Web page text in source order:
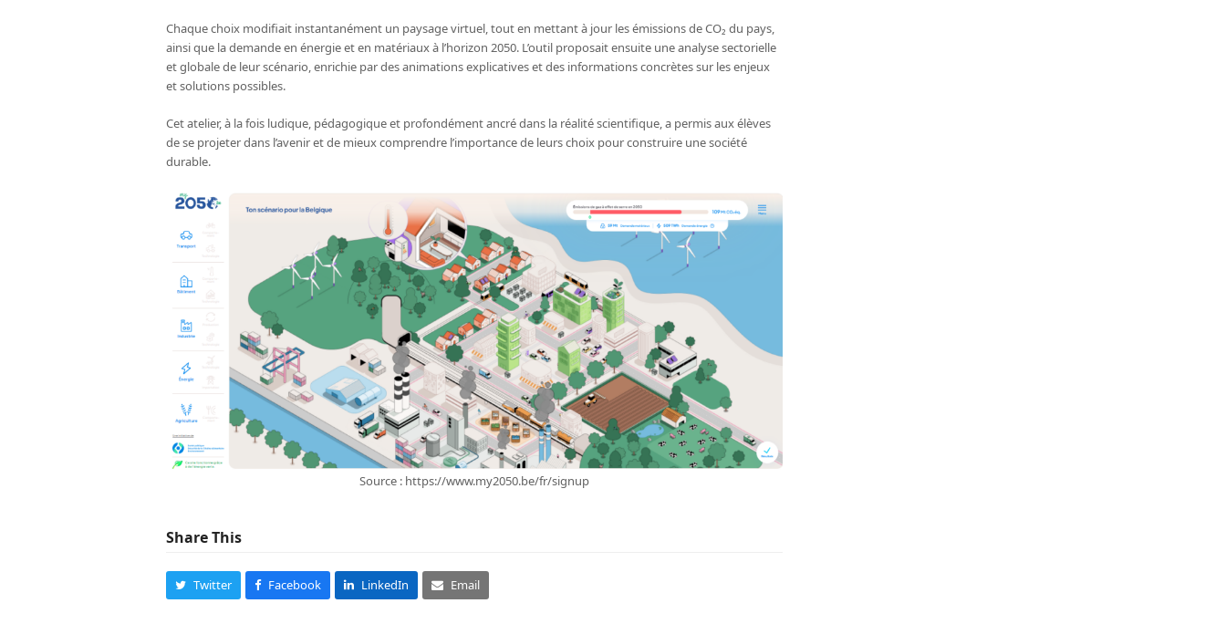
Chaque choix modifiait instantanément un paysage virtuel, tout en mettant à jour les émissions de CO₂ du pays,
ainsi que la demande en énergie et en matériaux à l’horizon 2050. L’outil proposait ensuite une analyse sectorielle
et globale de leur scénario, enrichie par des animations explicatives et des informations concrètes sur les enjeux
et solutions possibles.
Cet atelier, à la fois ludique, pédagogique et profondément ancré dans la réalité scientifique, a permis aux élèves
de se projeter dans l’avenir et de mieux comprendre l’importance de leurs choix pour construire une société
durable.
Source : https://www.my2050.be/fr/signup
Share This
Twitter Facebook LinkedIn Email